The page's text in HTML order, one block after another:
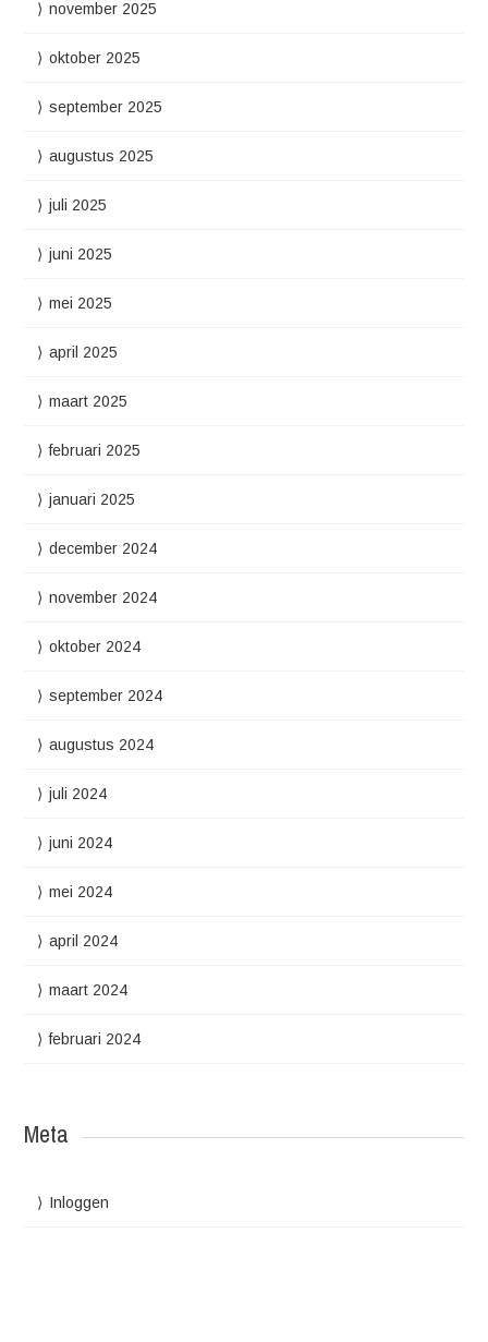
november 2025
oktober 2025
september 2025
augustus 2025
juli 2025
juni 2025
mei 2025
april 2025
maart 2025
februari 2025
januari 2025
december 2024
november 2024
oktober 2024
september 2024
augustus 2024
juli 2024
juni 2024
mei 2024
april 2024
maart 2024
februari 2024
Meta
Inloggen